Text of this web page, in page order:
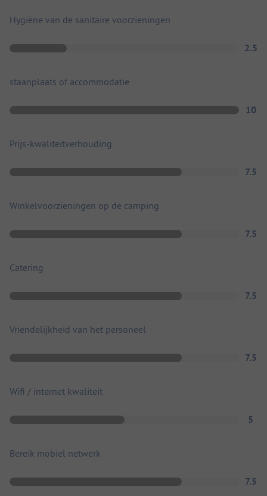
Hygiëne van de sanitaire voorzieningen
2.5
staanplaats of accommodatie
10
Prijs-kwaliteitverhouding
7.5
Winkelvoorzieningen op de camping
7.5
Catering
7.5
Vriendelijkheid van het personeel
7.5
Wifi / internet kwaliteit
5
Bereik mobiel netwerk
7.5